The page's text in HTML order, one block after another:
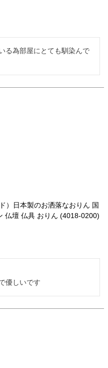
る為部屋にとても馴染んで
）日本製のお洒落なおりん 国
仏壇 仏具 おりん (4018-0200)
優しいです